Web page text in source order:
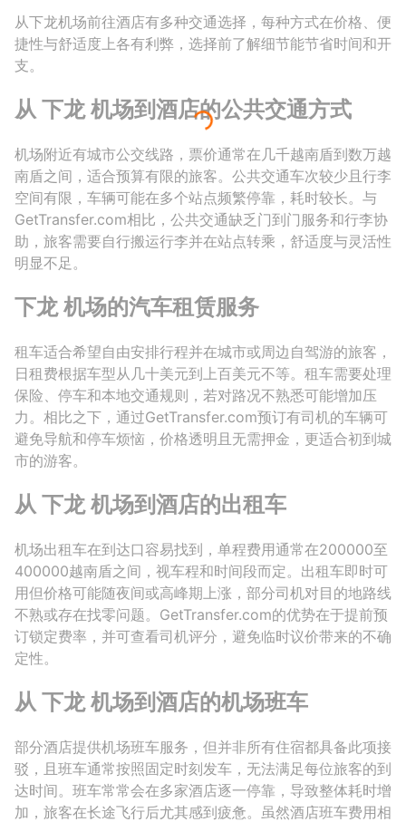
从下龙机场前往酒店有多种交通选择，每种方式在价格、便
捷性与舒适度上各有利弊，选择前了解细节能节省时间和开
支。
从 下龙 机场到酒店的公共交通方式
机场附近有城市公交线路，票价通常在几千越南盾到数万越
南盾之间，适合预算有限的旅客。公共交通车次较少且行李
空间有限，车辆可能在多个站点频繁停靠，耗时较长。与
GetTransfer.com相比，公共交通缺乏门到门服务和行李协
助，旅客需要自行搬运行李并在站点转乘，舒适度与灵活性
明显不足。
下龙 机场的汽车租赁服务
租车适合希望自由安排行程并在城市或周边自驾游的旅客，
日租费根据车型从几十美元到上百美元不等。租车需要处理
保险、停车和本地交通规则，若对路况不熟悉可能增加压
力。相比之下，通过GetTransfer.com预订有司机的车辆可
避免导航和停车烦恼，价格透明且无需押金，更适合初到城
市的游客。
从 下龙 机场到酒店的出租车
机场出租车在到达口容易找到，单程费用通常在200000至
400000越南盾之间，视车程和时间段而定。出租车即时可
用但价格可能随夜间或高峰期上涨，部分司机对目的地路线
不熟或存在找零问题。GetTransfer.com的优势在于提前预
订锁定费率，并可查看司机评分，避免临时议价带来的不确
定性。
从 下龙 机场到酒店的机场班车
部分酒店提供机场班车服务，但并非所有住宿都具备此项接
驳，且班车通常按照固定时刻发车，无法满足每位旅客的到
达时间。班车常常会在多家酒店逐一停靠，导致整体耗时增
加，旅客在长途飞行后尤其感到疲惫。虽然酒店班车费用相